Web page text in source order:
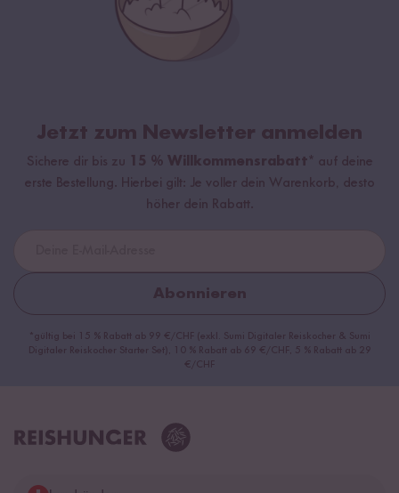
Jetzt zum Newsletter anmelden
Sichere dir bis zu 15 % Willkommensrabatt* auf deine
erste Bestellung. Hierbei gilt: Je voller dein Warenkorb, desto
höher dein Rabatt.
Abonnieren
*gültig bei 15 % Rabatt ab 99 €/CHF (exkl. Sumi Digitaler Reiskocher & Sumi
Digitaler Reiskocher Starter Set), 10 % Rabatt ab 69 €/CHF, 5 % Rabatt ab 29
€/CHF